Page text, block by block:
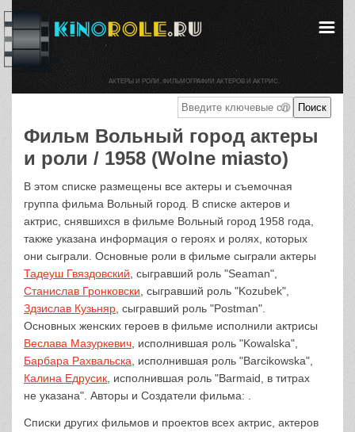
Фильм Вольный город актеры
и роли / 1958 (Wolne miasto)
В этом списке размещены все актеры и съемочная
группа фильма Вольный город. В списке актеров и
актрис, снявшихся в фильме Вольный город 1958 года,
также указана информация о героях и ролях, которых
они сыграли. Основные роли в фильме сыграли актеры
Тадеуш Гвяздовский , сыгравший роль "Seaman",
Станислав Гронковски , сыгравший роль "Kozubek",
Здзислав Кузьняр , сыгравший роль "Postman".
Основных женских героев в фильме исполнили актрисы
Веслава Мазуркевич , исполнившая роль "Kowalska",
Барбара Рахвальска , исполнившая роль "Barcikowska",
Калина Едрусик , исполнившая роль "Barmaid, в титрах
не указана". Авторы и Создатели фильма: .
Списки других фильмов и проектов всех актрис, актеров
АКТЕРЫ И РОЛИ. ФИЛЬМОГРАФИИ АКТЕРОВ И АКТРИС.